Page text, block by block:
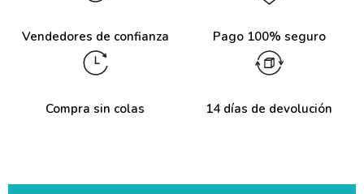
Vendedores de confianza Pago 100% seguro
Compra sin colas 14 días de devolución